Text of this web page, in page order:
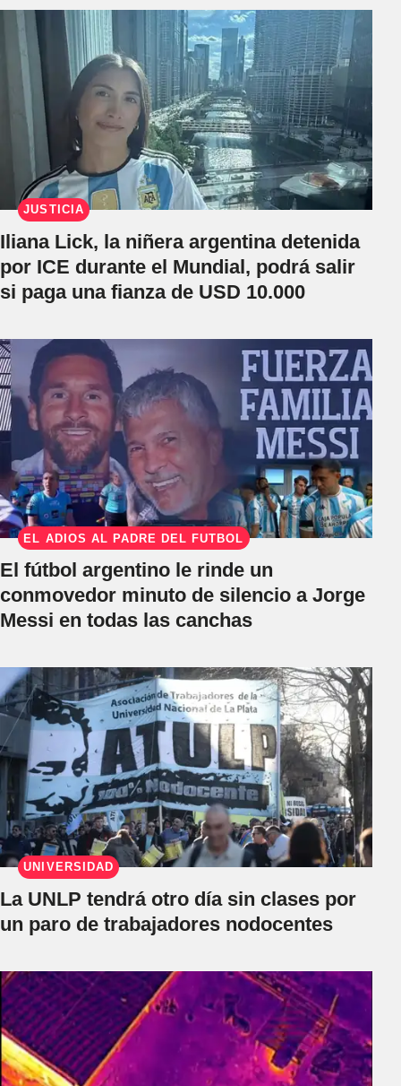
JUSTICIA
Iliana Lick, la niñera argentina detenida
por ICE durante el Mundial, podrá salir
si paga una fianza de USD 10.000
EL ADIÓS AL PADRE DEL FÚTBOL
El fútbol argentino le rinde un
conmovedor minuto de silencio a Jorge
Messi en todas las canchas
UNIVERSIDAD
La UNLP tendrá otro día sin clases por
un paro de trabajadores nodocentes